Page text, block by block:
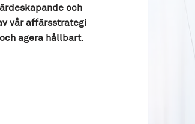
och
vår affärsstrategi
agera hållbart.